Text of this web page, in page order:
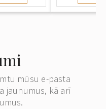
mūsu e-pasta
jaunumus, kā arī